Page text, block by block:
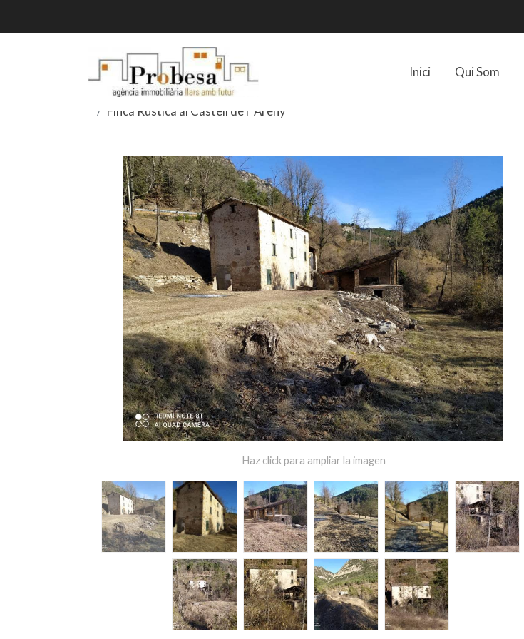
Inici Qui Som
Finca Rústica al Castell de l' Areny
Haz click para ampliar la imagen